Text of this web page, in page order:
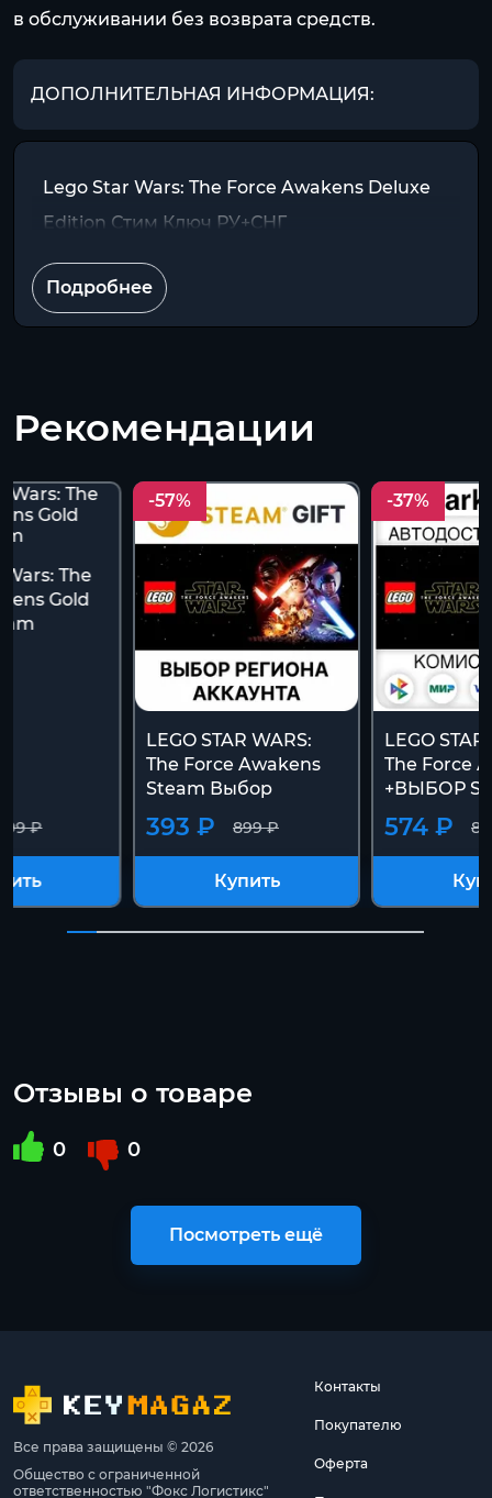
в обслуживании без возврата средств.
ДОПОЛНИТЕЛЬНАЯ ИНФОРМАЦИЯ:
Lego Star Wars: The Force Awakens Deluxe
Edition Стим Ключ РУ+СНГ
Подробнее
Рекомендации
The
Gold
₽
-57%
LEGO STAR WARS:
The Force Awakens
Steam Выбор
899 ₽
393 ₽
Купить
-37%
LEGO
The Force
+ВЫБОР
574 ₽
Отзывы о товаре
0 0
Посмотреть ещё
Все права защищены © 2026
Общество с ограниченной
ответственностью "Фокс Логистикс"
Контакты
Покупателю
Оферта